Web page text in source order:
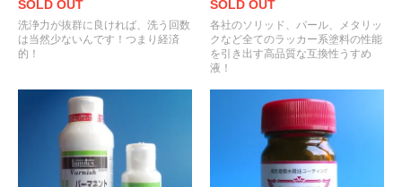
SOLD OUT
洗浄力が抜群に良ければ、洗う回数
は当然少ないんです！つまり経済
的！
SOLD OUT
各社のソリッド、パール、メタリッ
クなど全てのラッカー系塗料の性能
を引き出す高品質な互換性うすめ
液！